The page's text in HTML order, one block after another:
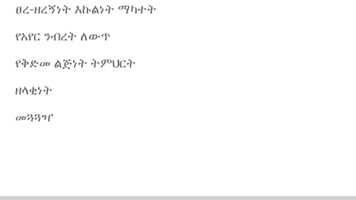
ፀረ-ዘረኝነት እኩልነት ማካተት
የአየር ንብረት ለውጥ
የቅድመ ልጅነት ትምህርት
ዘላቂነት
መጓጓዣ